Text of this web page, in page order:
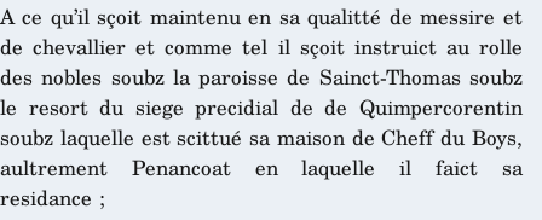
A ce qu’il sçoit maintenu en sa qualitté de messire et
de chevallier et comme tel il sçoit instruict au rolle
des nobles soubz la paroisse de Sainct-Thomas soubz
le resort du siege precidial de de Quimpercorentin
soubz laquelle est scittué sa maison de Cheff du Boys,
aultrement Penancoat en laquelle il faict sa
residance ;